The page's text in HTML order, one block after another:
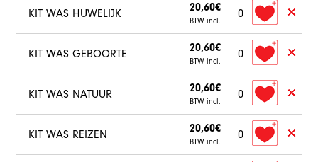
KIT WAS HUWELIJK 20,60€
BTW incl.
0
KIT WAS GEBOORTE 20,60€
BTW incl.
0
KIT WAS NATUUR 20,60€
BTW incl.
0
KIT WAS REIZEN 20,60€
BTW incl.
0